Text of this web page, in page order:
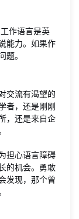
作语言是英
能力。如果作
题。
交流有渴望的
者，还是刚刚
，还是来自企
担心语言障碍
的机会。勇敢
发现，那个曾